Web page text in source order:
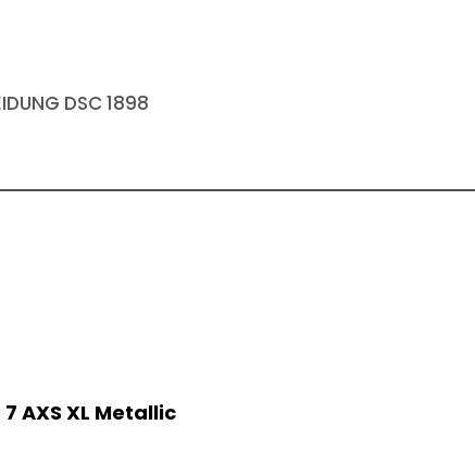
DSC 1898
AXS XL Metallic